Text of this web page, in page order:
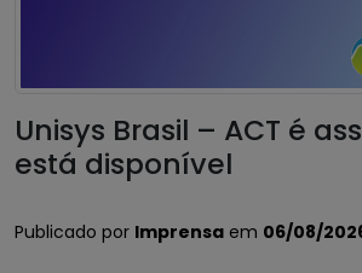
Unisys Brasil – ACT é
está disponível
Publicado por Imprensa em 06/08/